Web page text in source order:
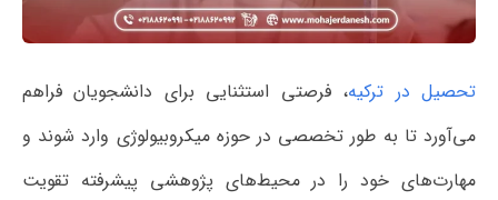
تحصیل در ترکیه، فرصتی استثنایی برای دانشجویان فراهم
می‌آورد تا به طور تخصصی در حوزه میکروبیولوژی وارد شوند و
مهارت‌های خود را در محیط‌های پژوهشی پیشرفته تقویت